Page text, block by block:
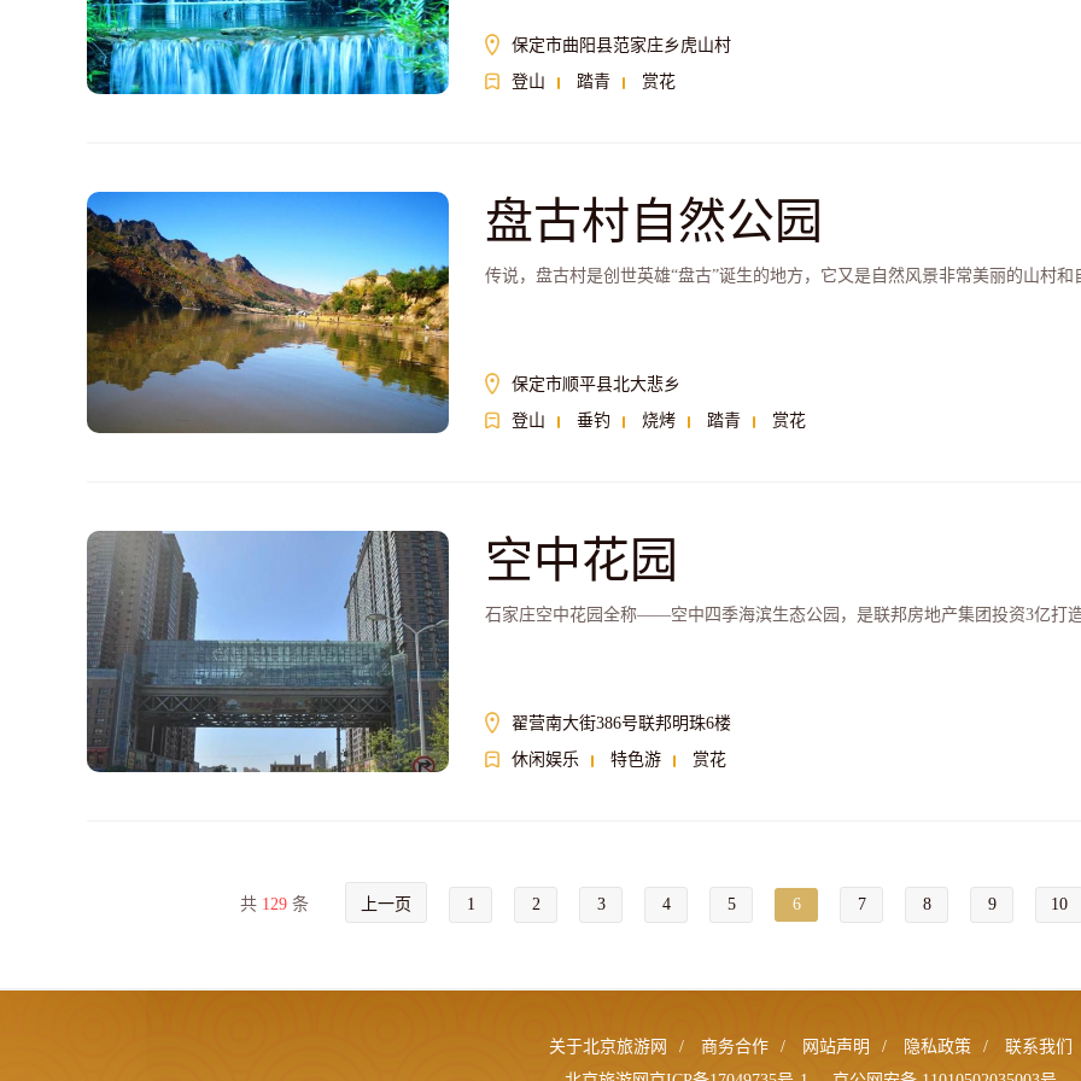
保定市曲阳县范家庄乡虎山村
登山
踏青 赏花
盘古村自然公园
传说，盘古村是创世英雄“盘古”诞生的地方，它又是自然风景非常美丽的山村和
保定市顺平县北大悲乡
登山
垂钓 烧烤 踏青 赏花
空中花园
石家庄空中花园全称——空中四季海滨生态公园，是联邦房地产集团投资3亿打
翟营南大街386号联邦明珠6楼
休闲娱乐
特色游 赏花
共 129 条 上一页 1 2 3 4 5 6 7 8 9 10
关于北京旅游网 / 商务合作 / 网站声明 / 隐私政策 /
联系我们